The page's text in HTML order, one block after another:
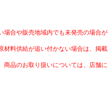
場合や販売地域内でも未発売の場合が
材料供給が追い付かない場合は、掲載
商品のお取り扱いについては、店舗に